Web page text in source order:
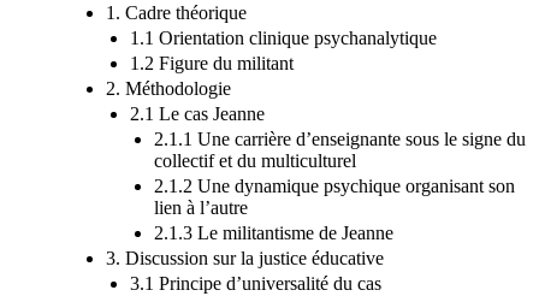
1. Cadre théorique
1.1 Orientation clinique psychanalytique
1.2 Figure du militant
2. Méthodologie
2.1 Le cas Jeanne
2.1.1 Une carrière d’enseignante sous le signe du
collectif et du multiculturel
2.1.2 Une dynamique psychique organisant son
lien à l’autre
2.1.3 Le militantisme de Jeanne
3. Discussion sur la justice éducative
3.1 Principe d’universalité du cas